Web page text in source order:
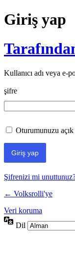
Giriş yap
Kullanıcı adı veya e-
şifre
Oturumunuzu
Şifrenizi mi
← Volksrolli'ye
Veri koruma
Dil